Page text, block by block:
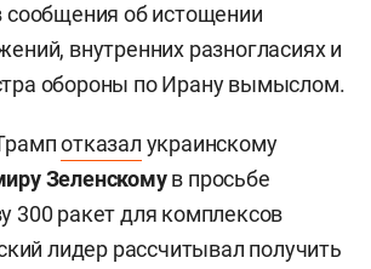
сообщения об истощении
внутренних разногласиях и
обороны по Ирану вымыслом.
отказал украинскому
Зеленскомув просьбе
300 ракет для комплексов
лидер рассчитывал получить